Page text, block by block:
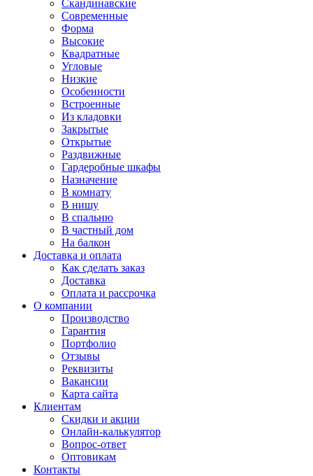
Скандинавские
Современные
Форма
Высокие
Квадратные
Угловые
Низкие
Особенности
Встроенные
Из кладовки
Закрытые
Открытые
Раздвижные
Гардеробные шкафы
Назначение
В комнату
В нишу
В спальню
В частный дом
На балкон
Доставка и оплата
Как сделать заказ
Доставка
Оплата и рассрочка
О компании
Производство
Гарантия
Портфолио
Отзывы
Реквизиты
Вакансии
Карта сайта
Клиентам
Скидки и акции
Онлайн-калькулятор
Вопрос-ответ
Оптовикам
Контакты